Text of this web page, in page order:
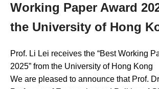
Working Paper Award
the University of Hong
Prof. Li Lei receives the “Best Working
2025” from the University of Hong Kong
We are pleased to announce that Prof.